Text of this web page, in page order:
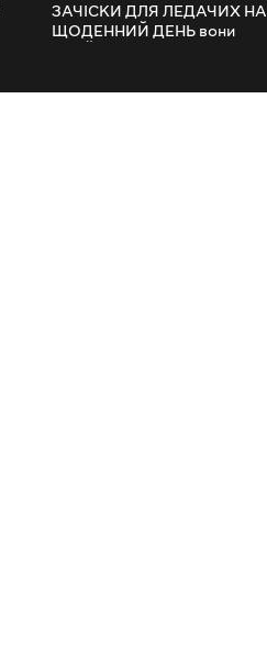
ЗАЧІСКИ ДЛЯ ЛЕДАЧИХ НА
ЩОДЕННИЙ ДЕНЬ вони